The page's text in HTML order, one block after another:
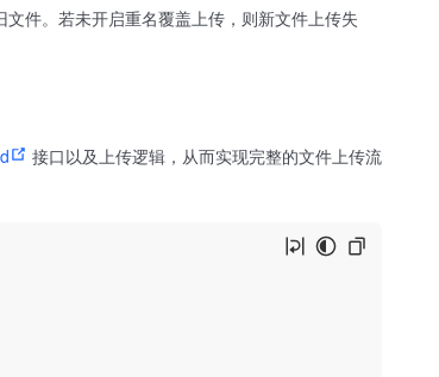
件。若未开启重名覆盖上传，则新文件上传失
接口以及上传逻辑，从而实现完整的文件上传流